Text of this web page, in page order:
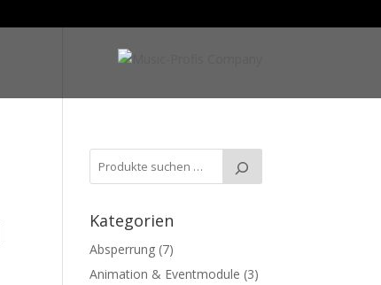
Kategorien
Absperrung (7)
Animation & Eventmodule (3)